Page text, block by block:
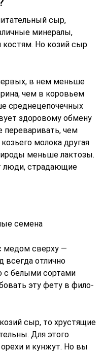
сыр,
минералы,
Но козий сыр
в нем меньше
чем в коровьем
среднецепочечных
здоровому обмену
переваривать, чем
молока другая
меньше лактозы.
люди, страдающие
семена
медом сверху —
всегда отлично
с белыми сортами
эту фету в фило-
сыр, то хрустящие
Для этого
и кунжут. Но вы